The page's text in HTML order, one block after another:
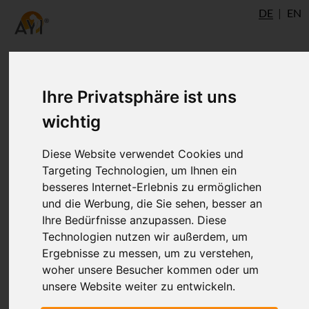
Ihre Privatsphäre ist uns
wichtig
Diese Website verwendet Cookies und
Targeting Technologien, um Ihnen ein
besseres Internet-Erlebnis zu ermöglichen
und die Werbung, die Sie sehen, besser an
Ihre Bedürfnisse anzupassen. Diese
Technologien nutzen wir außerdem, um
Ergebnisse zu messen, um zu verstehen,
woher unsere Besucher kommen oder um
unsere Website weiter zu entwickeln.
DE EN
Autor
Dr. Ronald Steiner
AYI®Expert Ulm AshtangaYoga.info